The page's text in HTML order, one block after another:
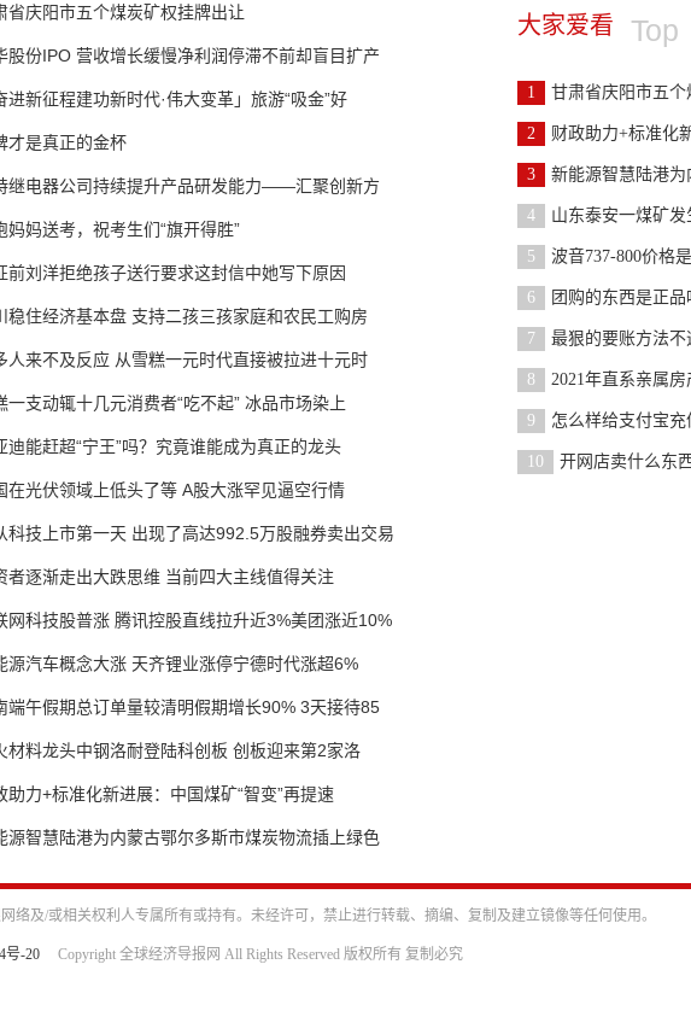
省庆阳市五个煤炭矿权挂牌出让
股份IPO 营收增长缓慢净利润停滞不前却盲目扩产
进新征程建功新时代·伟大变革」旅游“吸金”好
才是真正的金杯
继电器公司持续提升产品研发能力——汇聚创新方
妈妈送考，祝考生们“旗开得胜”
前刘洋拒绝孩子送行要求这封信中她写下原因
稳住经济基本盘 支持二孩三孩家庭和农民工购房
人来不及反应 从雪糕一元时代直接被拉进十元时
一支动辄十几元消费者“吃不起” 冰品市场染上
迪能赶超“宁王”吗？究竟谁能成为真正的龙头
在光伏领域上低头了等 A股大涨罕见逼空行情
科技上市第一天 出现了高达992.5万股融券卖出交易
者逐渐走出大跌思维 当前四大主线值得关注
网科技股普涨 腾讯控股直线拉升近3%美团涨近10%
源汽车概念大涨 天齐锂业涨停宁德时代涨超6%
端午假期总订单量较清明假期增长90% 3天接待85
材料龙头中钢洛耐登陆科创板 创板迎来第2家洛
助力+标准化新进展：中国煤矿“智变”再提速
源智慧陆港为内蒙古鄂尔多斯市煤炭物流插上绿色
大家爱看 Top
1 甘肃省庆阳市五
2 财政助力+标准化新
3 新能源智慧陆港为内蒙
4 山东泰安一煤矿发生
5 波音737-800价格是
6 团购的东西是正品吗
7 最狠的要账方法不违
8 2021年直系亲属房产
9 怎么样给支付宝充
10 开网店卖什么东西赚
络及/或相关权利人专属所有或持有。未经许可，禁止进行转载、摘编、复制及建立镜像等任何使用。
号-20 Copyright 全球经济导报网 All Rights Reserved 版权所有 复制必究